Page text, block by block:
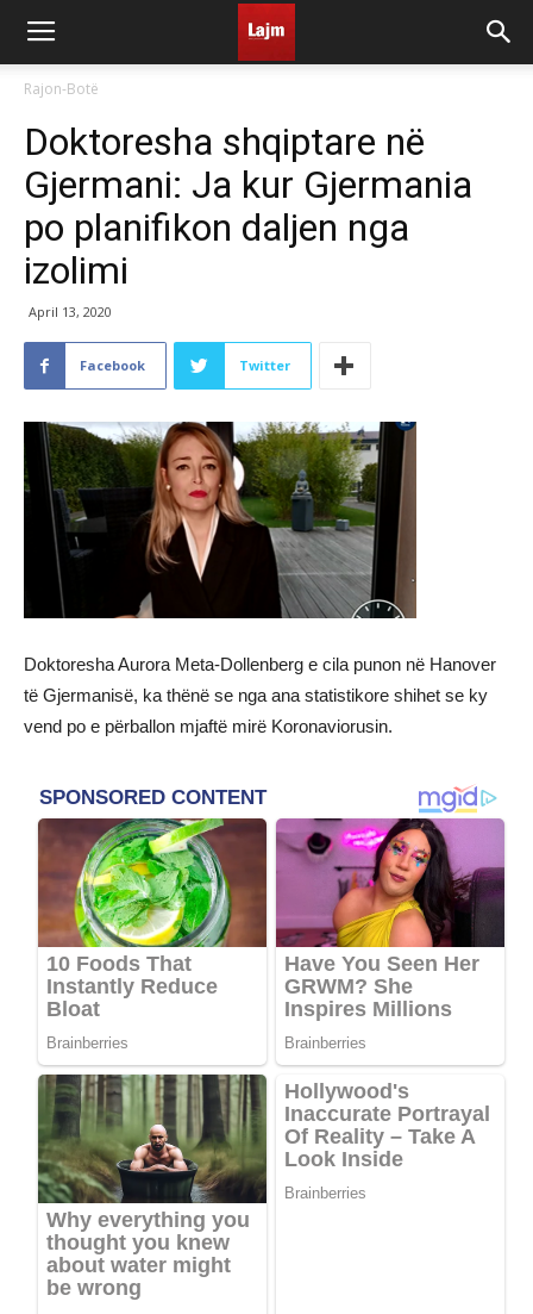
Rajon-Botë
Doktoresha shqiptare në
Gjermani: Ja kur Gjermania
po planifikon daljen nga
izolimi
April 13, 2020
Facebook Twitter
Doktoresha Aurora Meta-Dollenberg e cila punon në Hanover
të Gjermanisë, ka thënë se nga ana statistikore shihet se ky
vend po e përballon mjaftë mirë Koronaviorusin.